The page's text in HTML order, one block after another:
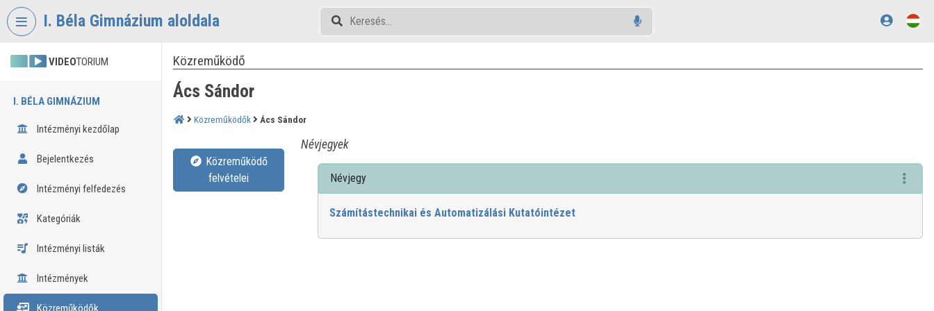
Fejléc kihagyása
I. Béla Gimnázium aloldala
VIDEOTORIUM
I. BÉLA GIMNÁZIUM
Intézményi kezdőlap
Bejelentkezés
Intézményi felfedezés
Kategóriák
Intézményi listák
Intézmények
Közreműködők
Közreműködő
Ács Sándor
Közreműködők Ács Sándor
felvételei
Névjegyek
Névjegy
Számítástechnikai és Automatizálási Kutatóintézet